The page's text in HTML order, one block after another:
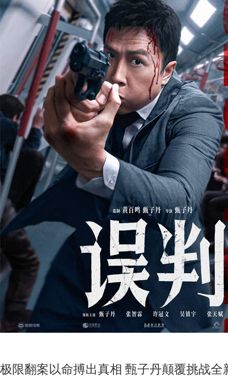
极限翻案以命搏出真相 甄子丹颠覆挑战全